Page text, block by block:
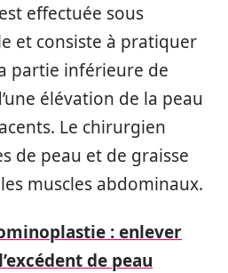
effectuée sous
et consiste à pratiquer
partie inférieure de
élévation de la peau
Le chirurgien
de peau et de graisse
muscles abdominaux.
: enlever
de peau